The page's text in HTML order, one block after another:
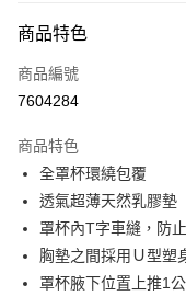
信用卡一次付款
信用卡分期付款
合作金庫商業銀行
華南商業銀行
上海商業儲蓄銀行
國泰世華商業銀行
臺灣中小企業銀行
匯豐（台灣）商業銀行
聯邦商業銀行
6 期 0 利率 每期
華南商業銀行
上海商業儲蓄銀行
國泰世華商業銀行
臺灣中小企業銀行
超商取貨付款
LINE Pay
Apple Pay
商品特色
商品編號
7604284
商品特色
全罩杯環繞包覆
透氣超薄天然乳膠墊
罩杯內T字車縫，防
胸墊之間採用Ｕ型塑
罩杯腋下位置上推1